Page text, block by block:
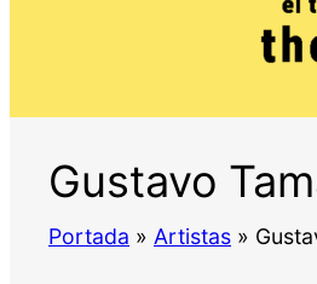
Gustavo
Portada » Artistas »